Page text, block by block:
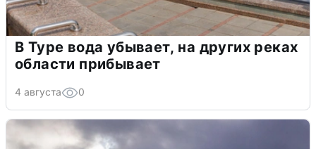
В Туре вода убывает, на других реках
области прибывает
4 августа 0